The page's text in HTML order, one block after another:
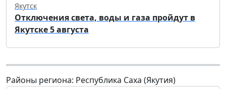
Якутск
Отключения света, воды и газа пройдут в
Якутске 5 августа
Районы региона: Республика Саха (Якутия)